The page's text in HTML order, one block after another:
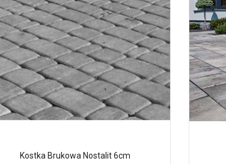
Kostka Brukowa Nostalit 6cm